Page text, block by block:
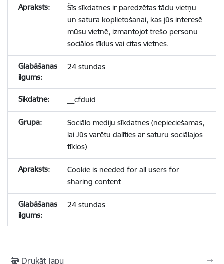
Šīs sīkdatnes ir paredzētas tādu vietņu
un satura koplietošanai, kas jūs interesē
mūsu vietnē, izmantojot trešo personu
sociālos tīklus vai citas vietnes.
24 stundas
__cfduid
Sociālo mediju sīkdatnes (nepieciešamas,
lai Jūs varētu dalīties ar saturu sociālajos
tīklos)
Cookie is needed for all users for
sharing content
24 stundas
Drukāt lapu